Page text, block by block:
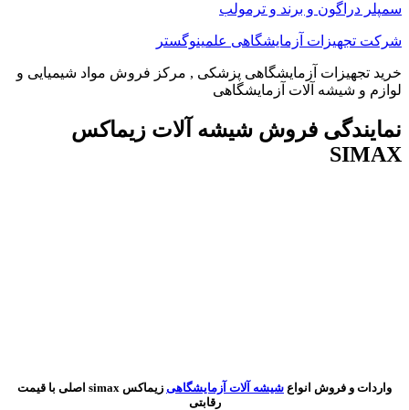
سمپلر دراگون و برند و ترمولب
شرکت تجهیزات آزمایشگاهی علمینوگستر
خرید تجهیزات آزمایشگاهی پزشکی , مرکز فروش مواد شیمیایی و
لوازم و شیشه آلات آزمایشگاهی
نمایندگی فروش شیشه آلات زیماکس
SIMAX
واردات و فروش انواع شیشه آلات آزمایشگاهی
زیماکس simax اصلی با قیمت
رقابتی